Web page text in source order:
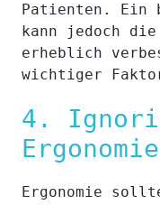
Patienten. Ein
kann jedoch
erheblich
wichtiger
4.
Ergonomie